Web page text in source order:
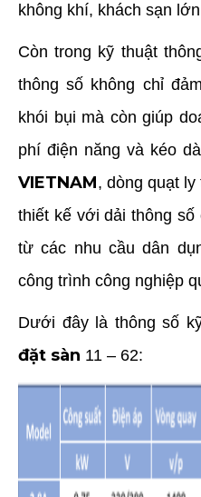
không khí, khách sạn
Còn trong kỹ thuật
thông số không chỉ
khói bụi mà còn giúp
phí điện năng và kéo
VIETNAM, dòng quạt
thiết kế với dải thông
từ các nhu cầu dân
công trình công nghiệp
Dưới đây là thông số
đặt sàn 11 – 62: